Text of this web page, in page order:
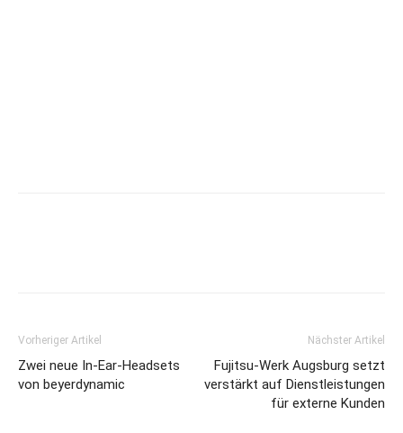
Vorheriger Artikel
Zwei neue In-Ear-Headsets
von beyerdynamic
Nächster Artikel
Fujitsu-Werk Augsburg setzt
verstärkt auf Dienstleistungen
für externe Kunden